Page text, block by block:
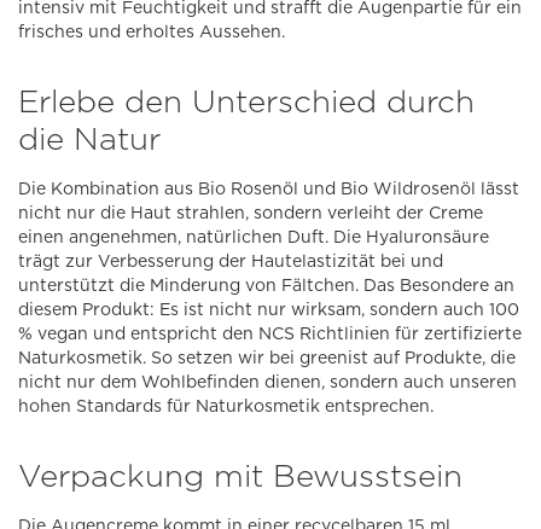
intensiv mit Feuchtigkeit und strafft die Augenpartie für ein
frisches und erholtes Aussehen.
Erlebe den Unterschied durch
die Natur
Die Kombination aus Bio Rosenöl und Bio Wildrosenöl lässt
nicht nur die Haut strahlen, sondern verleiht der Creme
einen angenehmen, natürlichen Duft. Die Hyaluronsäure
trägt zur Verbesserung der Hautelastizität bei und
unterstützt die Minderung von Fältchen. Das Besondere an
diesem Produkt: Es ist nicht nur wirksam, sondern auch 100
% vegan und entspricht den NCS Richtlinien für zertifizierte
Naturkosmetik. So setzen wir bei greenist auf Produkte, die
nicht nur dem Wohlbefinden dienen, sondern auch unseren
hohen Standards für Naturkosmetik entsprechen.
Verpackung mit Bewusstsein